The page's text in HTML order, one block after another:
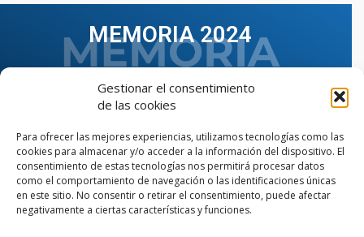
Gestionar el consentimiento
de las cookies
Para ofrecer las mejores experiencias, utilizamos tecnologías como las
cookies para almacenar y/o acceder a la información del dispositivo. El
consentimiento de estas tecnologías nos permitirá procesar datos
como el comportamiento de navegación o las identificaciones únicas
en este sitio. No consentir o retirar el consentimiento, puede afectar
negativamente a ciertas características y funciones.
MEMORIA 2024